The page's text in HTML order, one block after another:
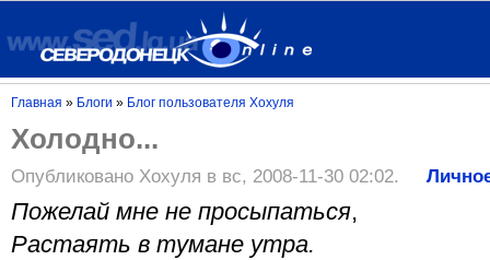
Главная » Блоги » Блог пользователя Хохуля
Холодно...
Опубликовано Хохуля в вс, 2008-11-30 02:02.
Пожелай мне не просыпаться,
Растаять в тумане утра.